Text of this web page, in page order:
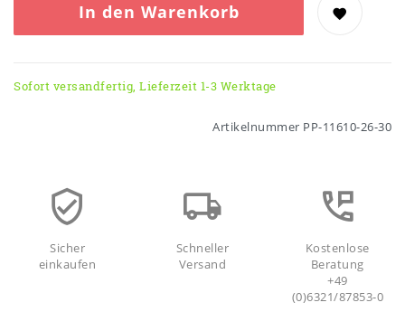
In den Warenkorb
Sofort versandfertig, Lieferzeit 1-3 Werktage
Artikelnummer PP-11610-26-30
Sicher
einkaufen
Schneller
Versand
Kostenlose
Beratung
+49
(0)6321/87853-0